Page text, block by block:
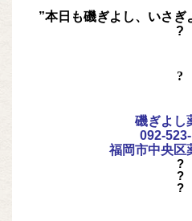
”本日も磯ぎよし、いさぎ
?
?
磯ぎよし
092-
福岡市中央区
?
?
?